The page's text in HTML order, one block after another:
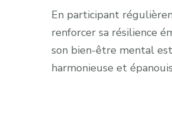
En participant
renforcer sa résilience
son bien-être mental
harmonieuse et